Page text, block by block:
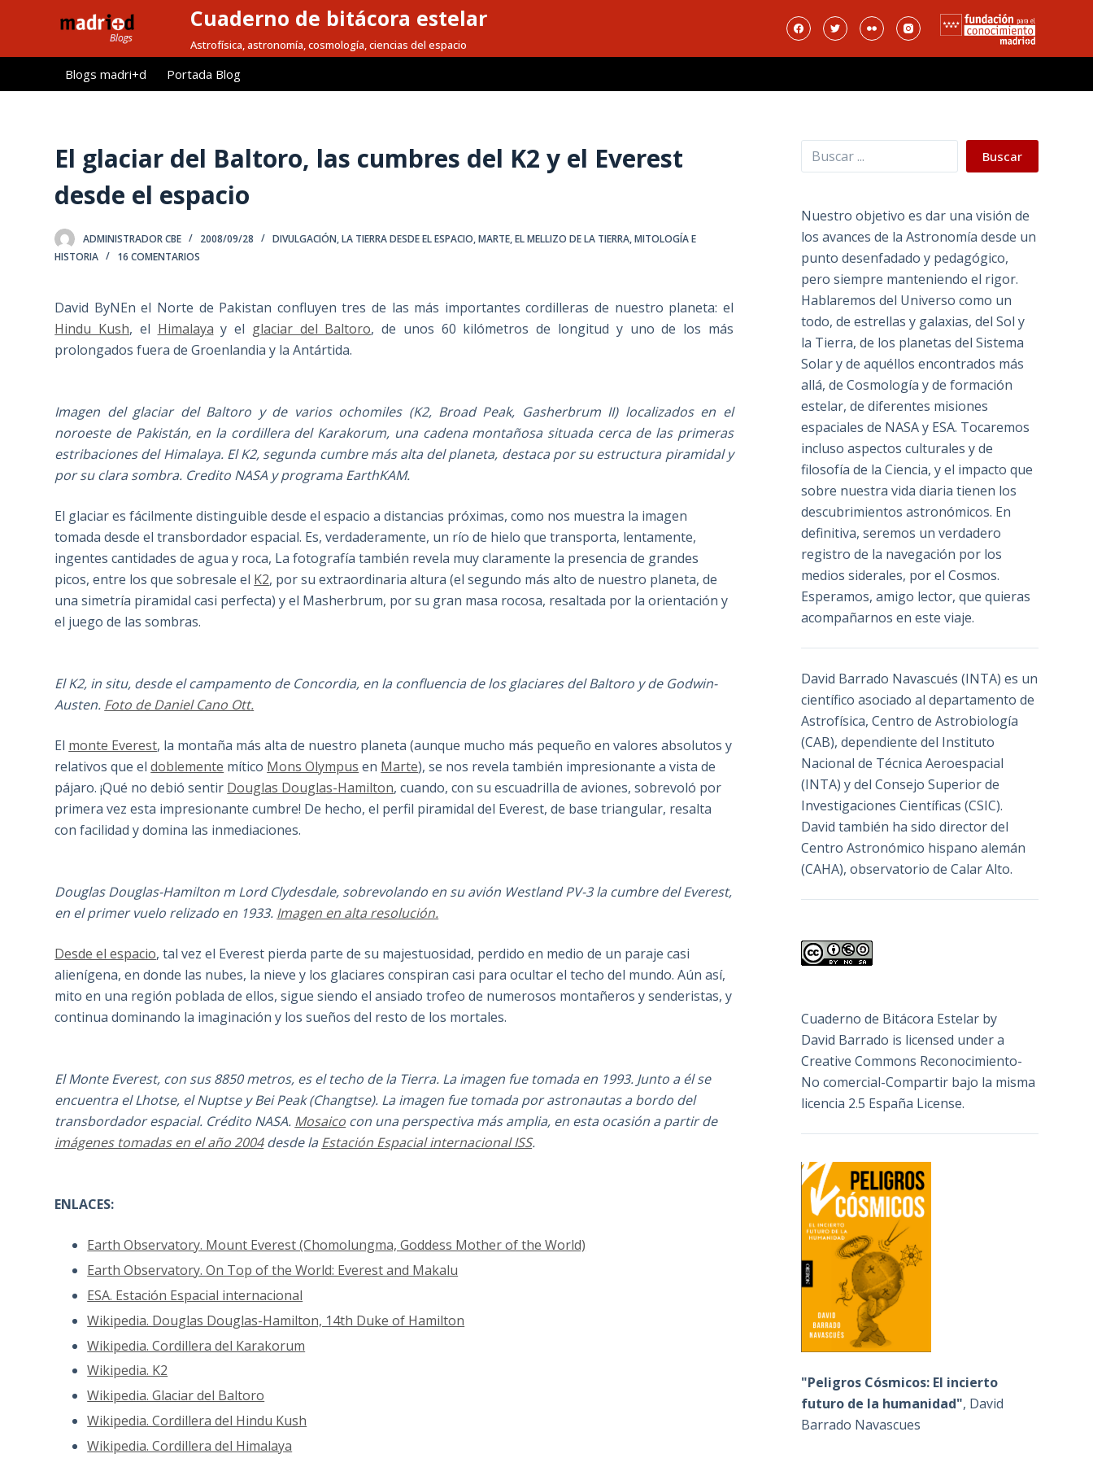
l
Cuaderno de bitácora estelar
Astrofísica, astronomía, cosmología, ciencias del espacio
Blogs madri+d Portada Blog
El glaciar del Baltoro, las cumbres del K2 y el Everest
desde el espacio
ADMINISTRADOR CBE 2008/09/28 DIVULGACIÓN,LA TIERRA DESDE EL ESPACIO,MARTE, EL MELLIZO DE LA TIERRA,MITOLOGÍA E
HISTORIA
16 COMENTARIOS
David ByNEn el Norte de Pakistan confluyen tres de las más importantes cordilleras de nuestro planeta: el
Hindu Kush, el Himalaya y el glaciar del Baltoro, de unos 60 kilómetros de longitud y uno de los más
prolongados fuera de Groenlandia y la Antártida.
Imagen del glaciar del Baltoro y de varios ochomiles (K2, Broad Peak, Gasherbrum II) localizados en el
noroeste de Pakistán, en la cordillera del Karakorum, una cadena montañosa situada cerca de las primeras
estribaciones del Himalaya. El K2, segunda cumbre más alta del planeta, destaca por su estructura piramidal y
por su clara sombra. Credito NASA y programa EarthKAM.
El glaciar es fácilmente distinguible desde el espacio a distancias próximas, como nos muestra la imagen
tomada desde el transbordador espacial. Es, verdaderamente, un río de hielo que transporta, lentamente,
ingentes cantidades de agua y roca, La fotografía también revela muy claramente la presencia de grandes
picos, entre los que sobresale el K2, por su extraordinaria altura (el segundo más alto de nuestro planeta, de
una simetría piramidal casi perfecta) y el Masherbrum, por su gran masa rocosa, resaltada por la orientación y
el juego de las sombras.
El K2, in situ, desde el campamento de Concordia, en la confluencia de los glaciares del Baltoro y de Godwin-
Austen. Foto de Daniel Cano Ott.
El monte Everest, la montaña más alta de nuestro planeta (aunque mucho más pequeño en valores absolutos y
relativos que eldoblemente mítico Mons Olympus en Marte), se nos revela también impresionante a vista de
pájaro. ¡Qué no debió sentir Douglas Douglas-Hamilton, cuando, con su escuadrilla de aviones, sobrevoló por
primera vez esta impresionante cumbre! De hecho, el perfil piramidal del Everest, de base triangular, resalta
con facilidad y domina las inmediaciones.
Douglas Douglas-Hamilton m Lord Clydesdale, sobrevolando en su avión Westland PV-3 la cumbre del Everest,
en el primer vuelo relizado en 1933. Imagen en alta resolución.
Desde el espacio, tal vez el Everest pierda parte de su majestuosidad, perdido en medio de un paraje casi
alienígena, en donde las nubes, la nieve y los glaciares conspiran casi para ocultar el techo del mundo. Aún así,
mito en una región poblada de ellos, sigue siendo el ansiado trofeo de numerosos montañeros y senderistas, y
continua dominando la imaginación y los sueños del resto de los mortales.
El Monte Everest, con sus 8850 metros, es el techo de la Tierra. La imagen fue tomada en 1993. Junto a él se
encuentra el Lhotse, el Nuptse y Bei Peak (Changtse). La imagen fue tomada por astronautas a bordo del
transbordador espacial. Crédito NASA. Mosaico con una perspectiva más amplia, en esta ocasión a partir de
imágenes tomadas en el año 2004desde la Estación Espacial internacional ISS.
ENLACES:
Earth Observatory. Mount Everest (Chomolungma, Goddess Mother of the World)
Earth Observatory. On Top of the World: Everest and Makalu
ESA. Estación Espacial internacional
Wikipedia. Douglas Douglas-Hamilton, 14th Duke of Hamilton
Wikipedia. Cordillera del Karakorum
Wikipedia. K2
Wikipedia. Glaciar del Baltoro
Wikipedia. Cordillera del Hindu Kush
Wikipedia. Cordillera del Himalaya
Buscar Buscar
Nuestro objetivo es dar una visión de
los avances de la Astronomía desde un
punto desenfadado y pedagógico,
pero siempre manteniendo el rigor.
Hablaremos del Universo como un
todo, de estrellas y galaxias, del Sol y
la Tierra, de los planetas del Sistema
Solar y de aquéllos encontrados más
allá, de Cosmología y de formación
estelar, de diferentes misiones
espaciales de NASA y ESA. Tocaremos
incluso aspectos culturales y de
filosofía de la Ciencia, y el impacto que
sobre nuestra vida diaria tienen los
descubrimientos astronómicos. En
definitiva, seremos un verdadero
registro de la navegación por los
medios siderales, por el Cosmos.
Esperamos, amigo lector, que quieras
acompañarnos en este viaje.
David Barrado Navascués (INTA) es un
científico asociado al departamento de
Astrofísica, Centro de Astrobiología
(CAB), dependiente del Instituto
Nacional de Técnica Aeroespacial
(INTA) y del Consejo Superior de
Investigaciones Científicas (CSIC).
David también ha sido director del
Centro Astronómico hispano alemán
(CAHA), observatorio de Calar Alto.
Cuaderno de Bitácora Estelar by
David Barrado is licensed under a
Creative Commons Reconocimiento-
No comercial-Compartir bajo la misma
licencia 2.5 España License.
"Peligros Cósmicos: El incierto
futuro de la humanidad", David
Barrado Navascues